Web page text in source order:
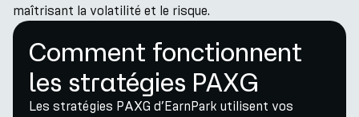
maîtrisant la volatilité et le risque.
Comment fonctionnent
les stratégies PAXG
Les stratégies PAXG d’EarnPark utilisent vos